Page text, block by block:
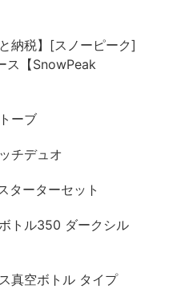
納税】[スノーピーク]
ス【SnowPeak
ーブ
チデュオ
ターターセット
トル350 ダークシル
真空ボトル タイプ